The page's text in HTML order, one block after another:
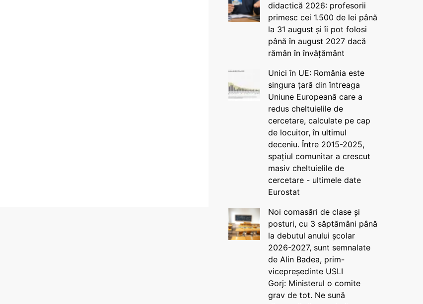
didactică 2026: profesorii
primesc cei 1.500 de lei până
la 31 august și îi pot folosi
până în august 2027 dacă
rămân în învățământ
Unici în UE: România este
singura țară din întreaga
Uniune Europeană care a
redus cheltuielile de
cercetare, calculate pe cap
de locuitor, în ultimul
deceniu. Între 2015-2025,
spațiul comunitar a crescut
masiv cheltuielile de
cercetare - ultimele date
Eurostat
Noi comasări de clase și
posturi, cu 3 săptămâni până
la debutul anului școlar
2026-2027, sunt semnalate
de Alin Badea, prim-
vicepreședinte USLI
Gorj: Ministerul o comite
grav de tot. Ne sună